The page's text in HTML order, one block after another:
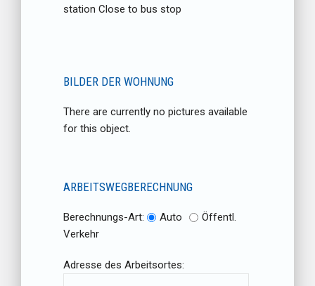
station Close to bus stop
BILDER DER WOHNUNG
There are currently no pictures available
for this object.
ARBEITSWEGBERECHNUNG
Berechnungs-Art: Auto
Öffentl.
Verkehr
Adresse des Arbeitsortes: